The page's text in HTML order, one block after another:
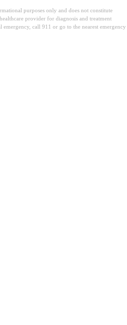
purposes only and does not constitute
provider for diagnosis and treatment
call 911 or go to the nearest emergency